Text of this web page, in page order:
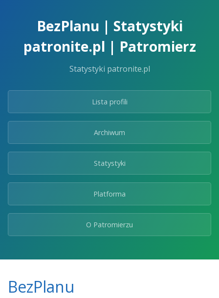
BezPlanu | Statystyki
patronite.pl | Patromierz
Statystyki patronite.pl
Lista profili
Archiwum
Statystyki
Platforma
O Patromierzu
BezPlanu